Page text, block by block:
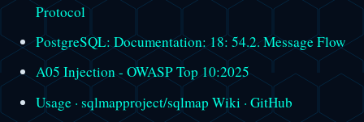
Protocol
PostgreSQL: Documentation: 18: 54.2. Message Flow
A05 Injection - OWASP Top 10:2025
Usage · sqlmapproject/sqlmap Wiki · GitHub